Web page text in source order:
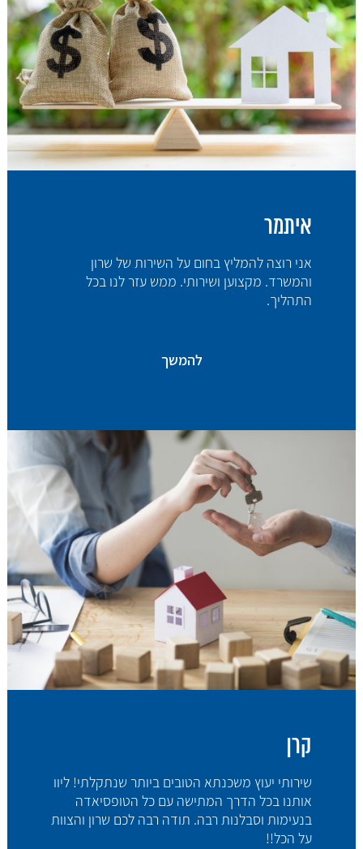
איתמר
אני רוצה להמליץ בחום על השירות של שרון
והמשרד. מקצוען ושירותי. ממש עזר לנו בכל
התהליך.
להמשך
קרן
שירותי יעוץ משכנתא הטובים ביותר שנתקלתי! ליוו
אותנו בכל הדרך המתישה עם כל הטופסיאדה
בנעימות וסבלנות רבה. תודה רבה לכם שרון והצוות
על הכל!!